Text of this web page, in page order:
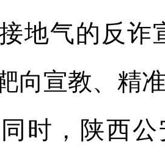
地气的反诈
向宣教、精
时，陕西